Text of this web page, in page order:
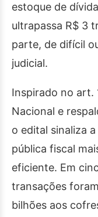
estoque de
ultrapassa R$ 3
parte, de difícil
judicial.
Inspirado no art.
Nacional e
o edital sinaliza
pública fiscal
eficiente. Em
transações
bilhões aos